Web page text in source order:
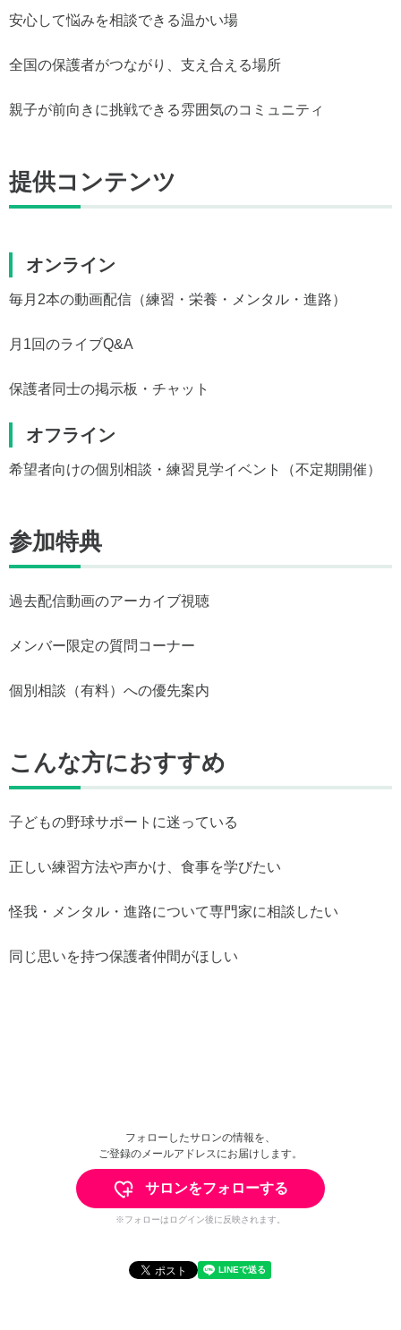
安心して悩みを相談できる温かい場
全国の保護者がつながり、支え合える場所
親子が前向きに挑戦できる雰囲気のコミュニティ
提供コンテンツ
オンライン
毎月2本の動画配信（練習・栄養・メンタル・進路）
月1回のライブQ&A
保護者同士の掲示板・チャット
オフライン
希望者向けの個別相談・練習見学イベント（不定期開催）
参加特典
過去配信動画のアーカイブ視聴
メンバー限定の質問コーナー
個別相談（有料）への優先案内
こんな方におすすめ
子どもの野球サポートに迷っている
正しい練習方法や声かけ、食事を学びたい
怪我・メンタル・進路について専門家に相談したい
同じ思いを持つ保護者仲間がほしい
フォローしたサロンの情報を、
ご登録のメールアドレスにお届けします。
サロンをフォローする
※フォローはログイン後に反映されます。